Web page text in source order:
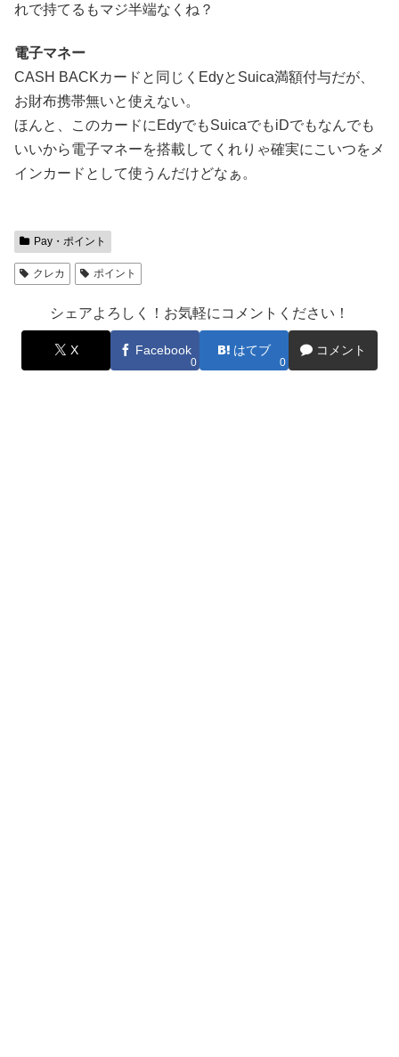
れで持てるもマジ半端なくね？
電子マネー
CASH BACKカードと同じくEdyとSuica満額付与だが、
お財布携帯無いと使えない。
ほんと、このカードにEdyでもSuicaでもiDでもなんでも
いいから電子マネーを搭載してくれりゃ確実にこいつをメ
インカードとして使うんだけどなぁ。
Pay・ポイント
クレカ ポイント
シェアよろしく！お気軽にコメントください！
X Facebook
0
はてブ
0
コメント